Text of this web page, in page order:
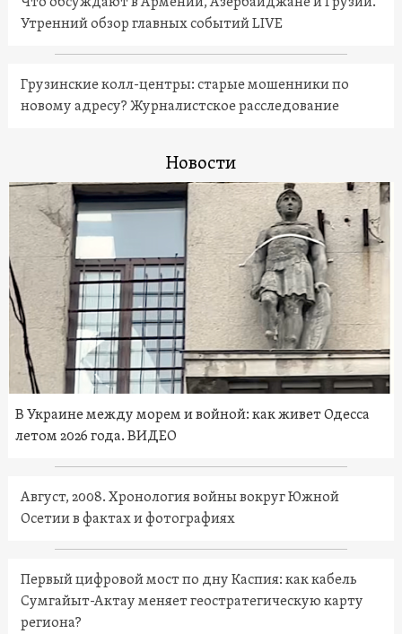
Утренний обзор главных событий LIVE
Грузинские колл-центры: старые мошенники по
новому адресу? Журналистское расследование
Новости
В Украине между морем и войной: как живет Одесса
летом 2026 года. ВИДЕО
Август, 2008. Хронология войны вокруг Южной
Осетии в фактах и фотографиях
Первый цифровой мост по дну Каспия: как кабель
Сумгайыт-Актау меняет геостратегическую карту
региона?